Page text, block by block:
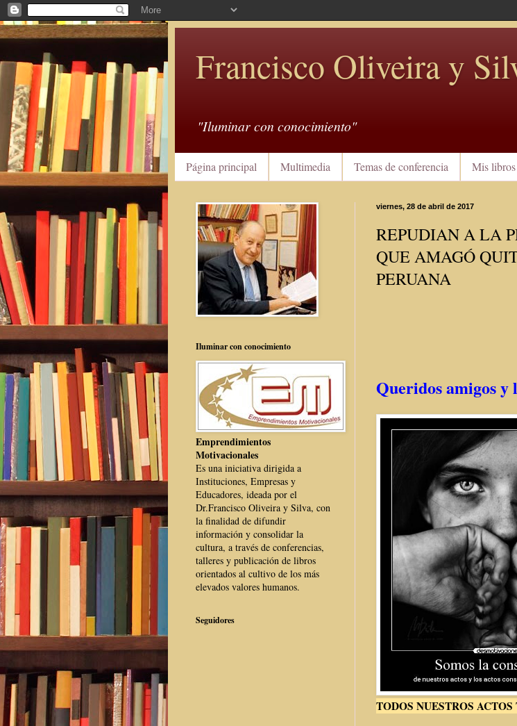
Francisco Oliveira y
"Iluminar con conocimiento"
Página principal Multimedia Temas de conferencia Mis libros
viernes, 28 de abril de 2017
REPUDIAN A LA
QUE AMAGÓ
PERUANA
Queridos amigos y
TODOS NUESTROS
Iluminar con conocimiento
Emprendimientos
Motivacionales
Es una iniciativa dirigida a
Instituciones, Empresas y
Educadores, ideada por el
Dr.Francisco Oliveira y Silva, con
la finalidad de difundir
información y consolidar la
cultura, a través de conferencias,
talleres y publicación de libros
orientados al cultivo de los más
elevados valores humanos.
Seguidores